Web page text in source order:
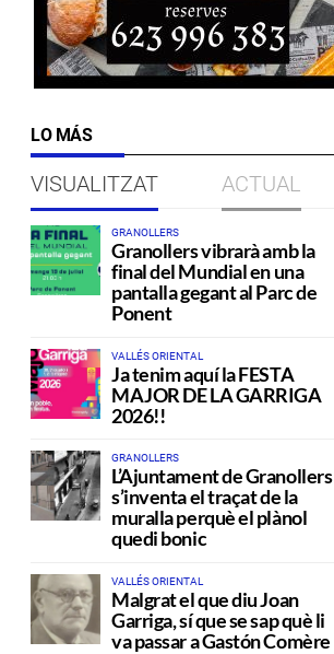
LO MÁS
VISUALITZAT ACTUAL
GRANOLLERS
Granollers vibrarà amb la
final del Mundial en una
pantalla gegant al Parc de
Ponent
VALLÉS ORIENTAL
Ja tenim aquí la FESTA
MAJOR DE LA GARRIGA
2026!!
GRANOLLERS
L’Ajuntament de Granollers
s’inventa el traçat de la
muralla perquè el plànol
quedi bonic
VALLÉS ORIENTAL
Malgrat el que diu Joan
Garriga, sí que se sap què li
va passar a Gastón Comère